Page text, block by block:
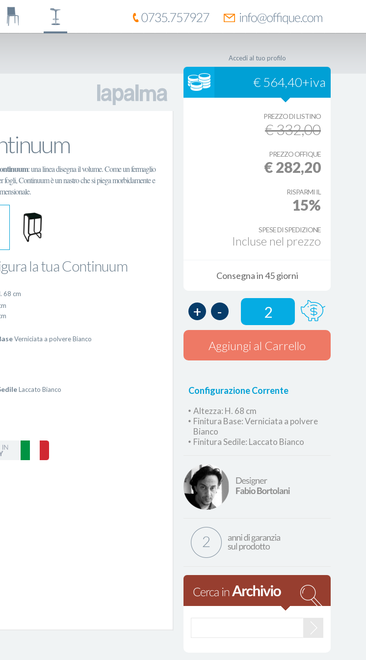
: una linea disegna il volume. Come un fermaglio
fogli, Continuum è un nastro che si piega morbidamente e
la tua Continuum
68 cm
Verniciata a polvere Bianco
Laccato Bianco
Accedi al tuo profilo
€ 564,40+iva
PREZZO DI LISTINO
€ 332,00
PREZZO OFFIQUE
€ 282,20
RISPARMI IL
15%
SPESE DI SPEDIZIONE
Incluse nel prezzo
Consegna in 45 giorni
+ - 2
Aggiungi al Carrello
Configurazione Corrente
Altezza: H. 68 cm
Finitura Base: Verniciata a polvere
Bianco
Finitura Sedile: Laccato Bianco